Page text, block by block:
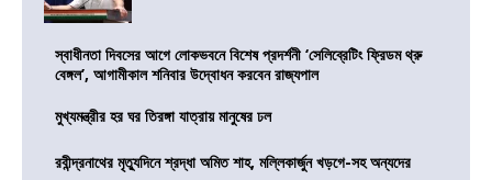
স্বাধীনতা দিবসের আগে লোকভবনে বিশেষ প্রদর্শনী ‘সেলিব্রেটিং ফ্রিডম থ্রু
বেঙ্গল’, আগামীকাল শনিবার উদ্বোধন করবেন রাজ্যপাল
মুখ্যমন্ত্রীর হর ঘর তিরঙ্গা যাত্রায় মানুষের ঢল
রবীন্দ্রনাথের মৃত্যুদিনে শ্রদ্ধা অমিত শাহ, মল্লিকার্জুন খড়গে-সহ অন্যদের